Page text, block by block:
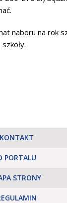
naboru na rok
szkoły.
KONTAKT
PORTALU
STRONY